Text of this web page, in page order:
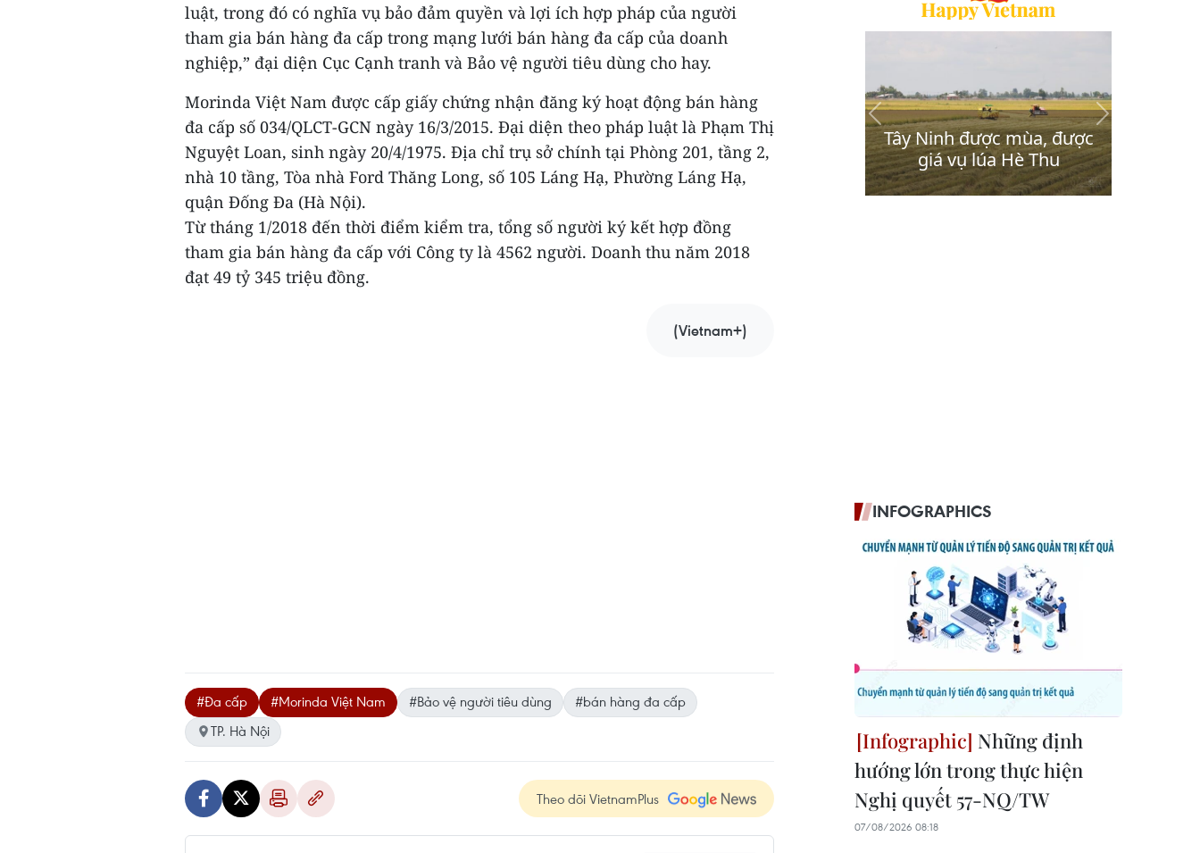
luật, trong đó có nghĩa vụ bảo đảm quyền và lợi ích hợp pháp của người
tham gia bán hàng đa cấp trong mạng lưới bán hàng đa cấp của doanh
nghiệp,” đại diện Cục Cạnh tranh và Bảo vệ người tiêu dùng cho hay.
Morinda Việt Nam được cấp giấy chứng nhận đăng ký hoạt động bán hàng
đa cấp số 034/QLCT-GCN ngày 16/3/2015. Đại diện theo pháp luật là Phạm Thị
Nguyệt Loan, sinh ngày 20/4/1975. Địa chỉ trụ sở chính tại Phòng 201, tầng 2,
nhà 10 tầng, Tòa nhà Ford Thăng Long, số 105 Láng Hạ, Phường Láng Hạ,
quận Đống Đa (Hà Nội).
Từ tháng 1/2018 đến thời điểm kiểm tra, tổng số người ký kết hợp đồng
tham gia bán hàng đa cấp với Công ty là 4562 người. Doanh thu năm 2018
đạt 49 tỷ 345 triệu đồng.
(Vietnam+)
#Đa cấp #Morinda Việt Nam #Bảo vệ người tiêu dùng
#bán hàng đa cấp
TP. Hà Nội
Theo dõi VietnamPlus
INFOGRAPHICS
Những định
hướng lớn trong thực hiện
Nghị quyết 57-NQ/TW
07/08/2026 08:18